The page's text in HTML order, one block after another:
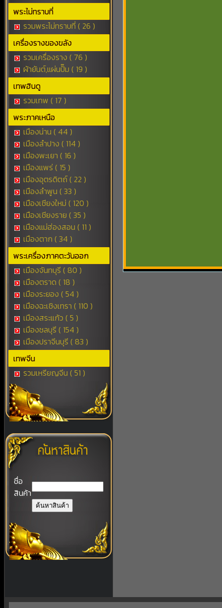
พระไม่ทราบที่
รวมพระไม่ทราบที่ ( 26 )
เครื่องรางของขลัง
รวมเครื่องราง ( 76 )
ผ้ายันต์,แผ่นปั๊ม ( 19 )
เทพฮินดู
รวมเทพ ( 17 )
พระภาคเหนือ
เมืองน่าน ( 44 )
เมืองลำปาง ( 114 )
เมืองพะเยา ( 16 )
เมืองแพร่ ( 15 )
เมืองอุตรดิตถ์ ( 22 )
เมืองลำพูน ( 33 )
เมืองเชียงใหม่ ( 120 )
เมืองเชียงราย ( 35 )
เมืองแม่ฮ่องสอน ( 11 )
เมืองตาก ( 34 )
พระเครื่องภาคตะวันออก
เมืองจันทบุรี ( 80 )
เมืองตราด ( 18 )
เมืองระยอง ( 54 )
เมืองฉะเชิงเทรา ( 110 )
เมืองสระแก้ว ( 5 )
เมืองชลบุรี ( 154 )
เมืองปราจีนบุรี ( 83 )
เทพจีน
รวมเหรียญจีน ( 51 )
ชื่อ
สินค้า